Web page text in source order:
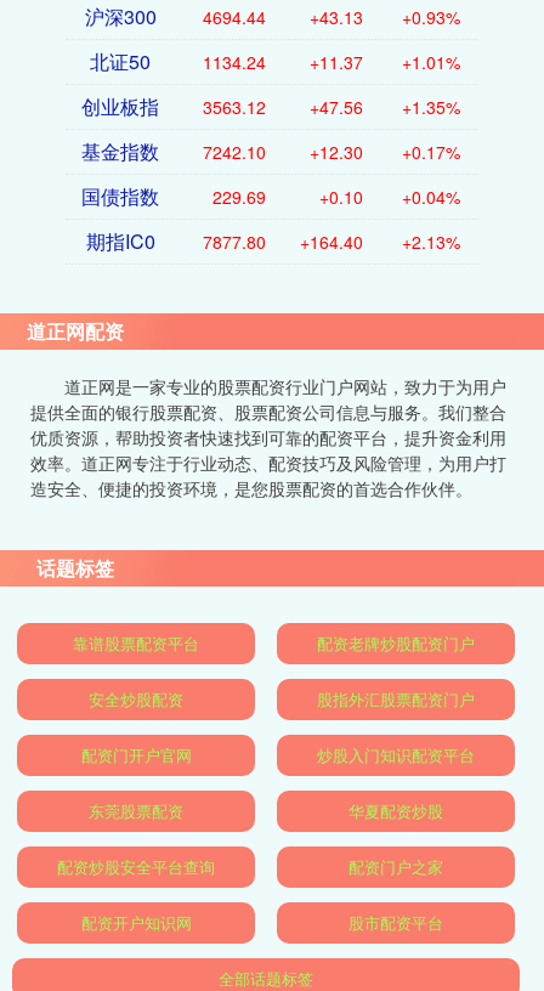
沪深300 4694.44 +43.13 +0.93%
北证50 1134.24 +11.37 +1.01%
创业板指 3563.12 +47.56 +1.35%
基金指数 7242.10 +12.30 +0.17%
国债指数 229.69 +0.10 +0.04%
期指IC0 7877.80 +164.40 +2.13%
道正网配资
道正网是一家专业的股票配资行业门户网站，致力于为用户
提供全面的银行股票配资、股票配资公司信息与服务。我们整合
优质资源，帮助投资者快速找到可靠的配资平台，提升资金利用
效率。道正网专注于行业动态、配资技巧及风险管理，为用户打
造安全、便捷的投资环境，是您股票配资的首选合作伙伴。
话题标签
靠谱股票配资平台 配资老牌炒股配资门户
安全炒股配资 股指外汇股票配资门户
配资门开户官网 炒股入门知识配资平台
东莞股票配资 华夏配资炒股
配资炒股安全平台查询 配资门户之家
配资开户知识网 股市配资平台
全部话题标签